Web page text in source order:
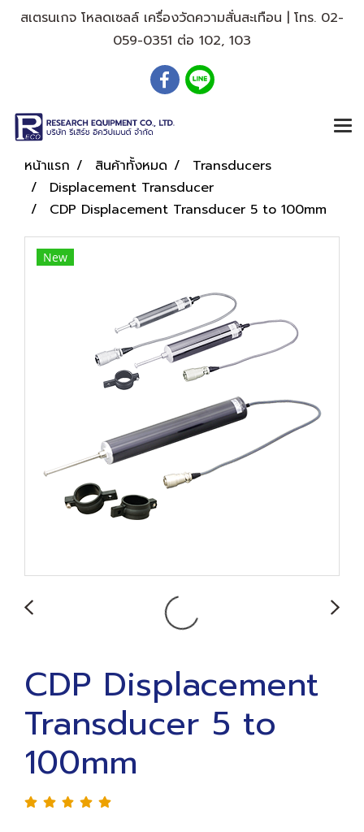
สเตรนเกจ โหลดเซลล์ เครื่องวัดความสั่นสะเทือน | โทร. 02-
059-0351 ต่อ 102, 103
หน้าแรก สินค้าทั้งหมด
Transducers
Displacement Transducer
CDP Displacement Transducer 5 to 100mm
New
CDP Displacement
Transducer 5 to
100mm